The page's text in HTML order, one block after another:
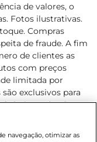
de valores, o
Fotos ilustrativas.
Compras
de fraude. A fim
de clientes as
com preços
limitada por
exclusivos para
hoje, podendo
Proibida a venda
navegação, otimizar as